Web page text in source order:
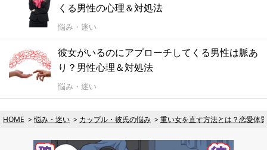
くる男性の心理＆対処法
悩み・迷い
彼女がいるのにアプローチしてくる男性は脈あ
り？男性心理＆対処法
悩み・迷い
HOME 悩み・迷い カップル・彼氏の悩み 重い女を直す方法とは？恋愛体